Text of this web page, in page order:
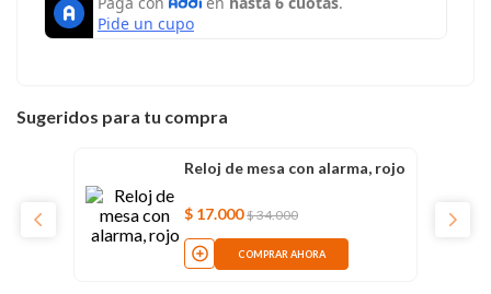
Sugeridos para tu compra
Reloj de mesa con alarma, rojo
$ 17.000 $34.000
COMPRAR AHORA